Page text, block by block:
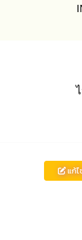
แก้ไ